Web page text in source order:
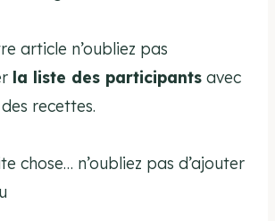
article n’oubliez pas
la liste des participants avec
recettes.
chose… n’oubliez pas d’ajouter